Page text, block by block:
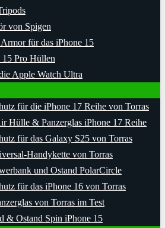
von Spigen
für das iPhone 15
15 Pro Hüllen
Apple Watch Ultra
für die iPhone 17 Reihe von Torras
Hülle & Panzerglas iPhone 17 Reihe
für das Galaxy S25 von Torras
Handykette von Torras
und Ostand PolarCircle
für das iPhone 16 von Torras
von Torras im Test
& Ostand Spin iPhone 15